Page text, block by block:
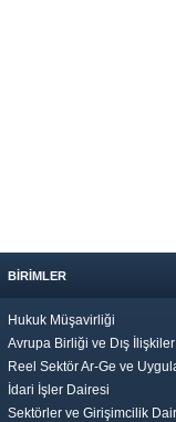
BİRİMLER
Hukuk Müşavirliği
Avrupa Birliği ve Dış
Reel Sektör Ar-Ge ve
İdari İşler Dairesi
Sektörler ve Girişimcilik